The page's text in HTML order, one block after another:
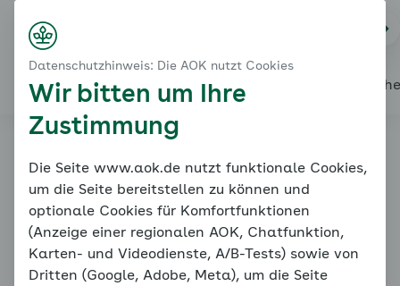
Alles über den Coach Mein Coach
Das Angstspektrum - Soziale Angst
Familiencoach
Kinderängste
Datenschutzhinweis: Die AOK nutzt Cookies
Wir bitten um Ihre
Zustimmung
Die Seite www.aok.de nutzt funktionale Cookies,
um die Seite bereitstellen zu können und
optionale Cookies für Komfortfunktionen
(Anzeige einer regionalen AOK, Chatfunktion,
Karten- und Videodienste, A/B-Tests) sowie von
Dritten (Google, Adobe, Meta), um die Seite